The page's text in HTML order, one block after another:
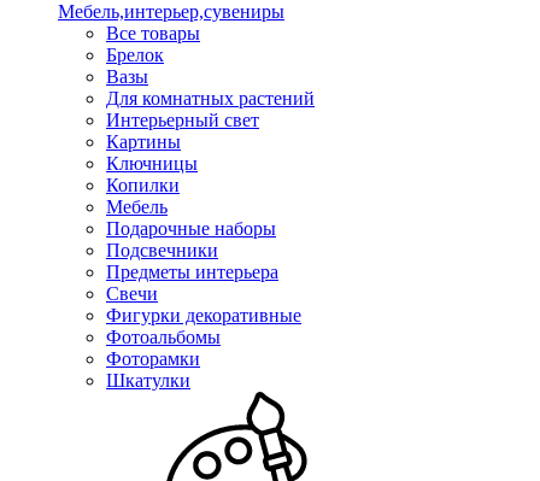
Мебель,интерьер,сувениры
Все товары
Брелок
Вазы
Для комнатных растений
Интерьерный свет
Картины
Ключницы
Копилки
Мебель
Подарочные наборы
Подсвечники
Предметы интерьера
Свечи
Фигурки декоративные
Фотоальбомы
Фоторамки
Шкатулки